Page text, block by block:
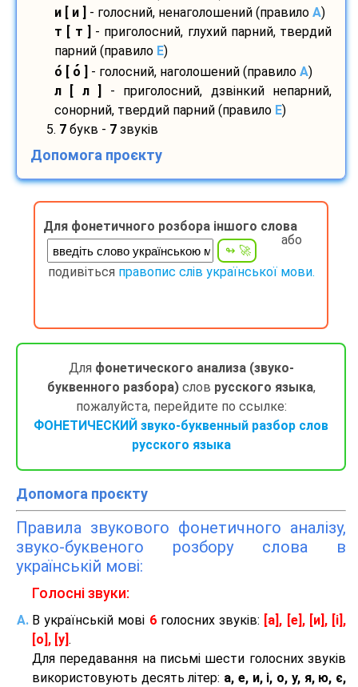
и [ и ]
- голосний, ненаголошений (правило A)
т [ т ]
- приголосний, глухий парний, твердий
парний (правило E)
о [ о - голосний, наголошений (правило A)
л [ л ]
- приголосний, дзвінкий непарний,
сонорний, твердий парний (правило E)
5. 7 букв - 7 звуків
Допомога проєкту
Для фонетичного розбора іншого слова
або
подивіться правопис слів української мови.
Для фонетического анализа (звуко-
буквенного разбора)слов русского языка,
пожалуйста, перейдите по ссылке:
ФОНЕТИЧЕСКИЙ звуко-буквенный разбор слов
русского языка
Допомога проєкту
Правила звукового фонетичного аналізу,
звуко-буквеного розбору слова в
українській мові:
Голосні звуки:
В українській мові 6голосних звуків:
[а], [е], [и], [і],
[о], [у] .
Для передавання на письмі шести голосних звуків
використовують десять літер: а, е, и, і, о, у, я, ю, є,